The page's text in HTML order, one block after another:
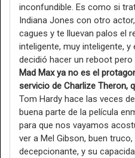
inconfundible. Es como si
Indiana Jones con otro
cagues y te lluevan palos el
inteligente, muy inteligente,
decidió hacer un reboot
Mad Max ya no es el
servicio de Charlize Theron,
Tom Hardy hace las veces
buena parte de la película
para que nos vayamos
ver a Mel Gibson, buen
decepcionante, y su